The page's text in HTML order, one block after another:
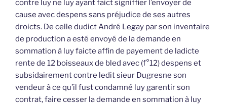
contre luy ne luy ayant faict signiffier l’envoyer de
cause avec despens sans préjudice de ses autres
droicts. De celle dudict André Legay par son inventaire
de production a esté envoyé de la demande en
sommation à luy faicte affin de payement de ladicte
rente de 12 boisseaux de bled avec (f°12) despens et
subsidairement contre ledit sieur Dugresne son
vendeur à ce qu’il fust condamné luy garentir son
contrat, faire cesser la demande en sommation à luy